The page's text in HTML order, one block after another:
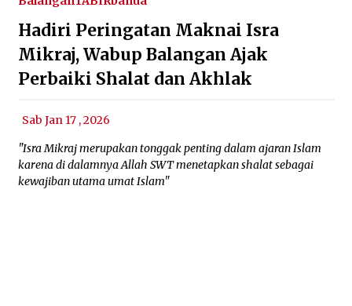
Hadiri Peringatan Maknai Isra
Mikraj, Wabup Balangan Ajak
Perbaiki Shalat dan Akhlak
Sab Jan 17 , 2026
"Isra Mikraj merupakan tonggak penting dalam ajaran Islam
karena di dalamnya Allah SWT menetapkan shalat sebagai
kewajiban utama umat Islam"